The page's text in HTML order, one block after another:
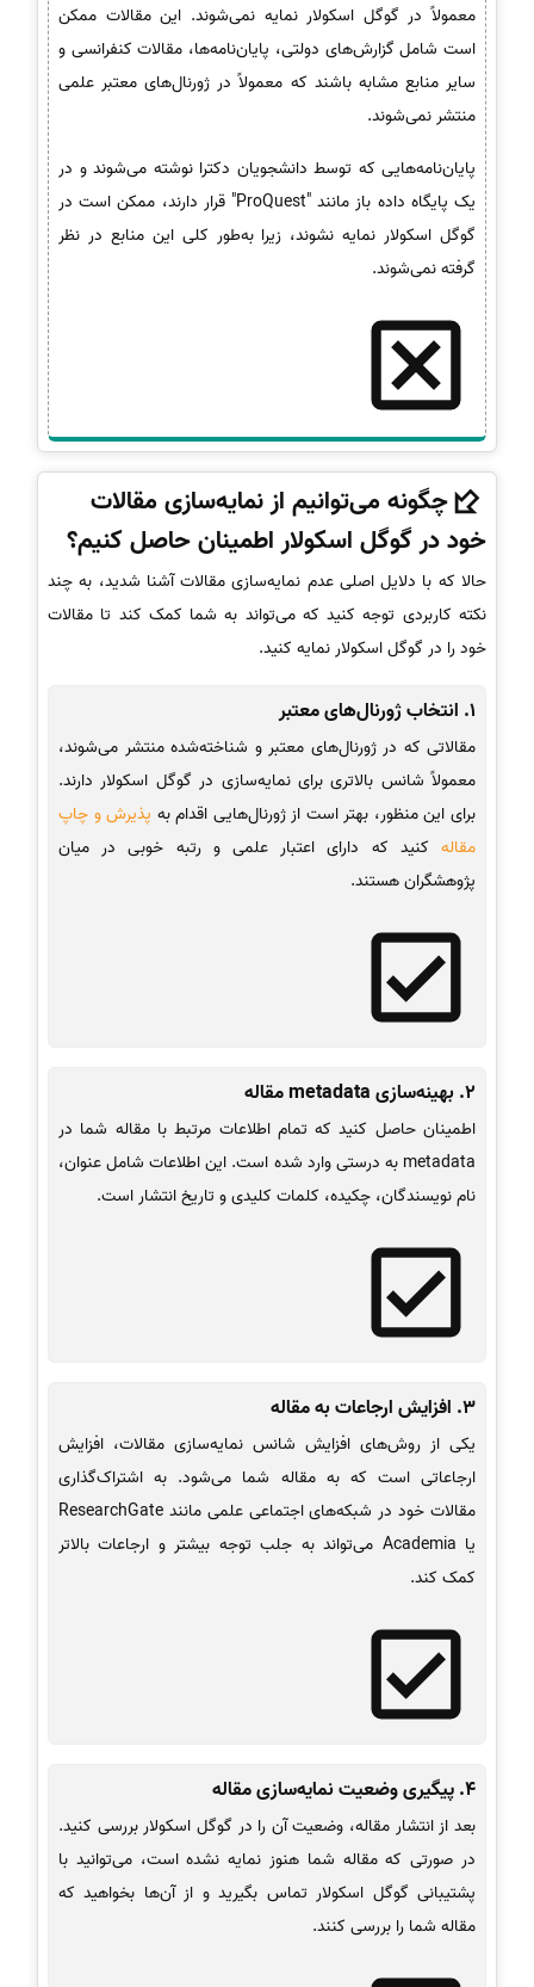
معمولاً در گوگل اسکولار نمایه نمی‌شوند. این مقالات ممکن
است شامل گزارش‌های دولتی، پایان‌نامه‌ها، مقالات کنفرانسی و
سایر منابع مشابه باشند که معمولاً در ژورنال‌های معتبر علمی
منتشر نمی‌شوند.
پایان‌نامه‌هایی که توسط دانشجویان دکترا نوشته می‌شوند و در
یک پایگاه داده باز مانند "ProQuest" قرار دارند، ممکن است در
گوگل اسکولار نمایه نشوند، زیرا به‌طور کلی این منابع در نظر
گرفته نمی‌شوند.
چگونه می‌توانیم از نمایه‌سازی مقالات
خود در گوگل اسکولار اطمینان حاصل کنیم؟
حالا که با دلایل اصلی عدم نمایه‌سازی مقالات آشنا شدید، به چند
نکته کاربردی توجه کنید که می‌تواند به شما کمک کند تا مقالات
خود را در گوگل اسکولار نمایه کنید.
1. انتخاب ژورنال‌های معتبر
مقالاتی که در ژورنال‌های معتبر و شناخته‌شده منتشر می‌شوند،
معمولاً شانس بالاتری برای نمایه‌سازی در گوگل اسکولار دارند.
برای این منظور، بهتر است از ژورنال‌هایی اقدام به پذیرش و چاپ
مقاله کنید که دارای اعتبار علمی و رتبه خوبی در میان
پژوهشگران هستند.
2. بهینه‌سازی metadata مقاله
اطمینان حاصل کنید که تمام اطلاعات مرتبط با مقاله شما در
metadata به درستی وارد شده است. این اطلاعات شامل عنوان،
نام نویسندگان، چکیده، کلمات کلیدی و تاریخ انتشار است.
3. افزایش ارجاعات به مقاله
یکی از روش‌های افزایش شانس نمایه‌سازی مقالات، افزایش
ارجاعاتی است که به مقاله شما می‌شود. به اشتراک‌گذاری
مقالات خود در شبکه‌های اجتماعی علمی مانند ResearchGate
یا Academia می‌تواند به جلب توجه بیشتر و ارجاعات بالاتر
کمک کند.
4. پیگیری وضعیت نمایه‌سازی مقاله
بعد از انتشار مقاله، وضعیت آن را در گوگل اسکولار بررسی کنید.
در صورتی که مقاله شما هنوز نمایه نشده است، می‌توانید با
پشتیبانی گوگل اسکولار تماس بگیرید و از آن‌ها بخواهید که
مقاله شما را بررسی کنند.